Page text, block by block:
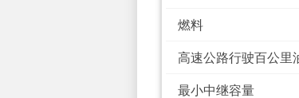
燃料
高速公路行驶百公里
最小中继容量